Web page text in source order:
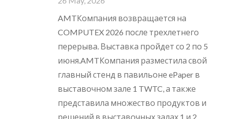
AMTКомпания возвращается на
COMPUTEX 2026 после трехлетнего
перерыва. Выставка пройдет со 2 по 5
июня.AMTКомпания разместила свой
главный стенд в павильоне ePaper в
выставочном зале 1 TWTC, а также
представила множество продуктов и
решений в выставочных залах 1 и 2